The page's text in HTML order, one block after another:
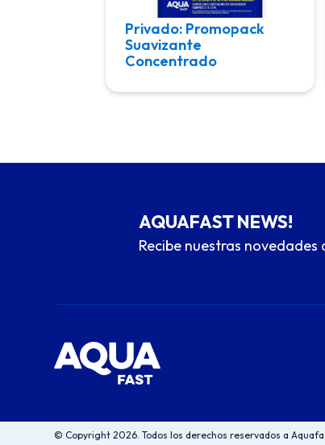
Privado: Promopack
Suavizante
Concentrado
AQUAFAST NEWS!
Recibe nuestras novedades
© Copyright 2026. Todos los derechos reservados a